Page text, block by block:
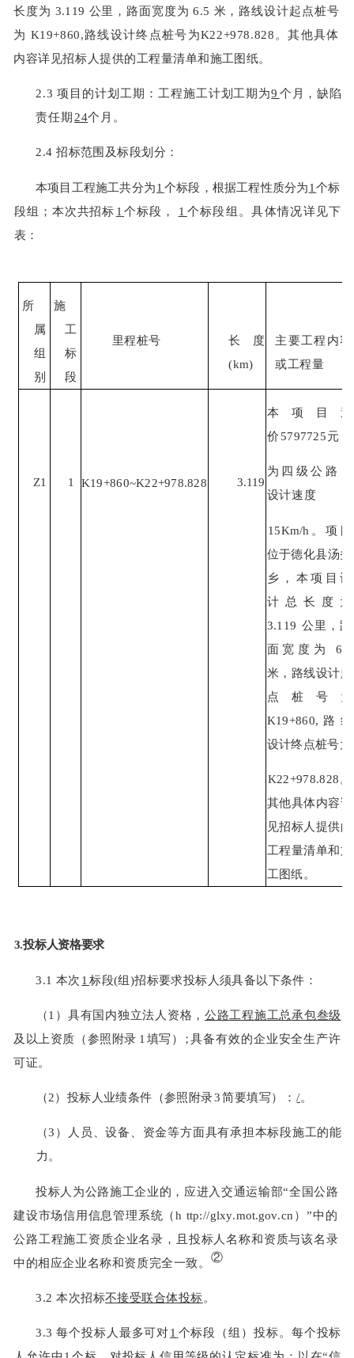
长度为 3.119 公里，路面宽度为6.5 米，路线设计起点桩号
为 K19+860,路线设计终点桩号为K22+978.828 。其他具体
内容详见招标人提供的工程量清单和施工图纸。
2.3项目的计划工期：工程施工计划工期为9 个月，缺陷
责任期 24个月。
2.4招标范围及标段划分：
本项目工程施工共分为1 个标段，根据工程性质分为1 个标
段组；本次共招标 1 个标段， 1 个标段组。具体情况详见下
表：
所
属
组
别
施
工
标
段
里程桩号
长度
(km)
主要工程内容
或工程量
Z1 1 K19+860~K22+978.828 3.119
本项目造
价5797725元，
为四级公路，
设计速度
15Km/h。项目
位于德化县汤头
乡，本项目设
计总长 度为
3.119 公里，路
面宽 度为
6.5
米，路线设计起
点桩号为
K19+860,路线
设计终点桩号为
K22+978.828。
其他具体内容详
见招标人提供的
工程量清单和施
工图纸。
3.投标人资格要求
3.1 本次 1 标段(组)招标要求投标人须具备以下条件：
（1 ）具有国内独立法人资格， 公路工程施工总承包叁级
及以上资质（参照附录 1 填写 ）；具备有效的企业安全生产许
可证。
（2）投标人业绩条件（参照附录3 简要填写）：/。
（3 ）人员、设备、资金等方面具有承担本标段施工的能
力。
投标人为公路施工企业的，应进入交通运输部“全国公路
建设市场信用信息管理系统（h ttp://glxy.mot.gov.cn ） ”中的
公路工程施工资质企业名录，且投标人名称和资 质与该名录
中的相应企业名称和资质完全一致。 ②
3.2本次招标不接受联合体投标。
3.3每个投标人最多可对1 个标段（组）投标。每个投标